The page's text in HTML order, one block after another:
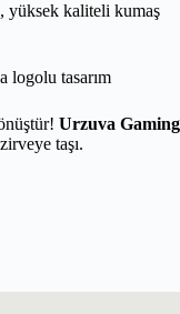
yüksek kaliteli kumaş
logolu tasarım
Urzuva Gaming
taşı.